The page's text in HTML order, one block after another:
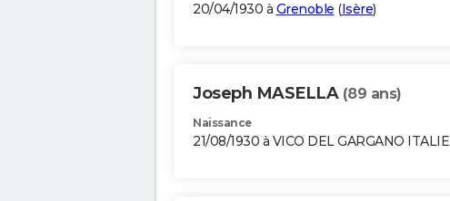
20/04/1930 à Grenoble (Isère)
Joseph MASELLA (89 ans)
Naissance
21/08/1930 à VICO DEL GARGANO ITALIE